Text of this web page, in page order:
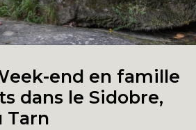
end en famille
dans le Sidobre,
Tarn